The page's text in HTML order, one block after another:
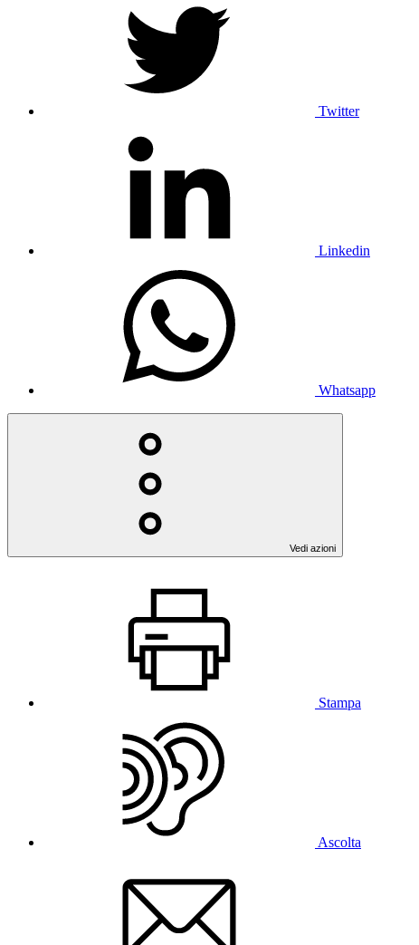
Twitter
Linkedin
Whatsapp
Vedi azioni
Stampa
Ascolta